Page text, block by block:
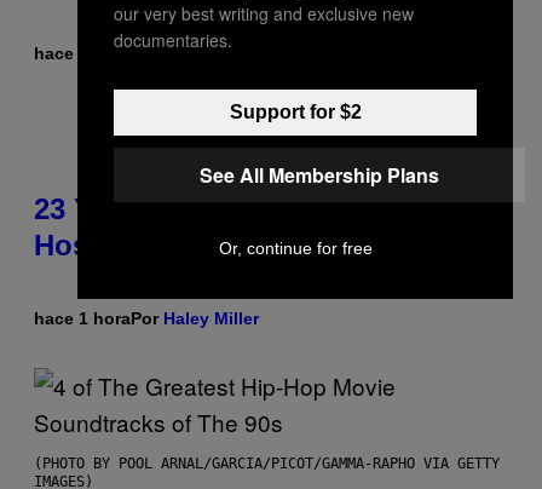
hace 45 minutosPor Brent Koepp
23 Years Ago, a Reality TV Show
Host Was Stabbed on Air
hace 1 horaPor Haley Miller
(PHOTO BY POOL ARNAL/GARCIA/PICOT/GAMMA-RAPHO VIA GETTY
IMAGES)
our very best writing and exclusive new
documentaries.
Support for $2
See All Membership Plans
Or, continue for free